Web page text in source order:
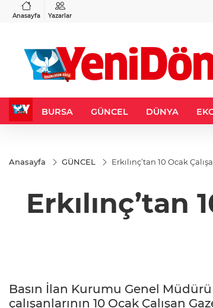
Anasayfa Yazarlar
%0,37
BURSA GÜNCEL DÜNYA
Anasayfa GÜNCEL Erkılınç’tan 10 Ocak
Erkılınç’tan
Basın İlan Kurumu Genel Müdürü
çalışanlarının 10 Ocak Çalışan